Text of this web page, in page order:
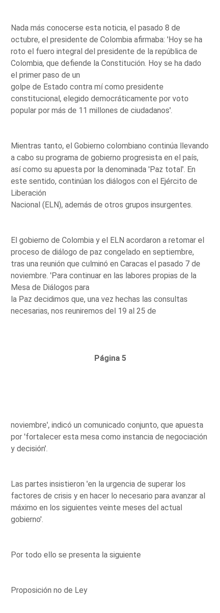
Nada más conocerse esta noticia, el pasado 8 de
octubre, el presidente de Colombia afirmaba: 'Hoy se ha
roto el fuero integral del presidente de la república de
Colombia, que defiende la Constitución. Hoy se ha dado
el primer paso de un
golpe de Estado contra mí como presidente
constitucional, elegido democráticamente por voto
popular por más de 11 millones de ciudadanos'.
Mientras tanto, el Gobierno colombiano continúa llevando
a cabo su programa de gobierno progresista en el país,
así como su apuesta por la denominada 'Paz total'. En
este sentido, continúan los diálogos con el Ejército de
Liberación
Nacional (ELN), además de otros grupos insurgentes.
El gobierno de Colombia y el ELN acordaron a retomar el
proceso de diálogo de paz congelado en septiembre,
tras una reunión que culminó en Caracas el pasado 7 de
noviembre. 'Para continuar en las labores propias de la
Mesa de Diálogos para
la Paz decidimos que, una vez hechas las consultas
necesarias, nos reuniremos del 19 al 25 de
Página 5
noviembre', indicó un comunicado conjunto, que apuesta
por 'fortalecer esta mesa como instancia de negociación
y decisión'.
Las partes insistieron 'en la urgencia de superar los
factores de crisis y en hacer lo necesario para avanzar al
máximo en los siguientes veinte meses del actual
gobierno'.
Por todo ello se presenta la siguiente
Proposición no de Ley